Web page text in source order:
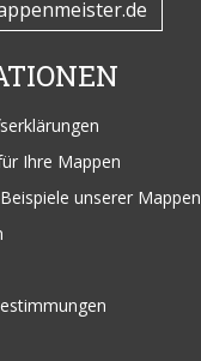
Ihre Mappen
unserer Mappen